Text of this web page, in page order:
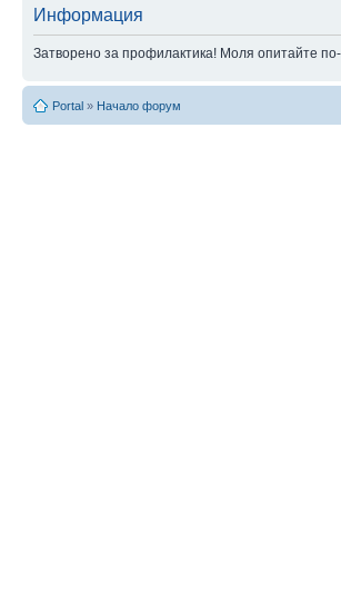
Информация
Затворено за профилактика! Моля опитайте
Portal » Начало форум